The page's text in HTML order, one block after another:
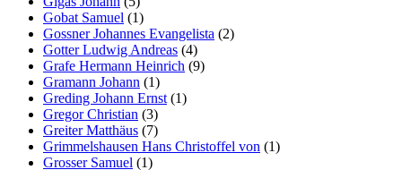
Gobat Samuel (1)
Gossner Johannes Evangelista (2)
Gotter Ludwig Andreas (4)
Grafe Hermann Heinrich (9)
Gramann Johann (1)
Greding Johann Ernst (1)
Gregor Christian (3)
Greiter Matthäus (7)
Grimmelshausen Hans Christoffel von (1)
Grosser Samuel (1)